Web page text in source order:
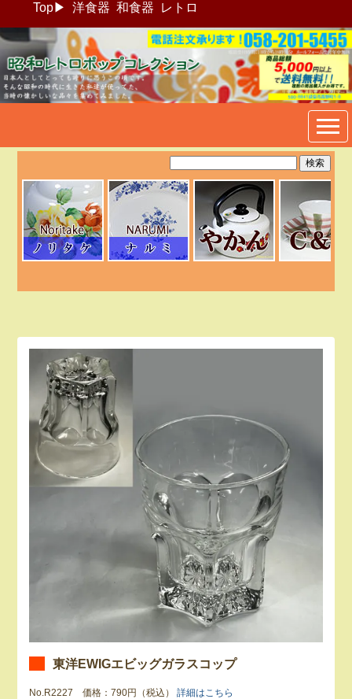
Top▶ 洋食器 和食器 レトロ
昭和レトロポップ食器生活雑
貨通販＠フリマート
東洋EWIGエビッグガラスコップ
No.R2227 価格：790円（税込）詳細はこちら